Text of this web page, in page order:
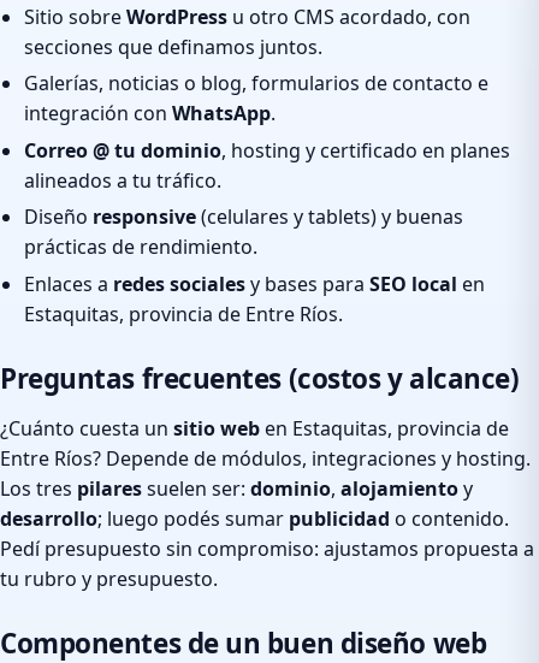
Sitio sobreWordPress u otro CMS acordado, con
secciones que definamos juntos.
Galerías, noticias o blog, formularios de contacto e
integración con WhatsApp.
Correo @ tu dominio, hosting y certificado en planes
alineados a tu tráfico.
Diseño responsive(celulares y tablets) y buenas
prácticas de rendimiento.
Enlaces a redes socialesy bases para SEO local en
Estaquitas, provincia de Entre Ríos.
Preguntas frecuentes (costos y alcance)
¿Cuánto cuesta un sitio weben Estaquitas, provincia de
Entre Ríos? Depende de módulos, integraciones y hosting.
Los tres pilaressuelen ser: dominio, alojamientoy
desarrollo; luego podés sumar publicidad o contenido.
Pedí presupuesto sin compromiso: ajustamos propuesta a
tu rubro y presupuesto.
Componentes de un buen diseño web